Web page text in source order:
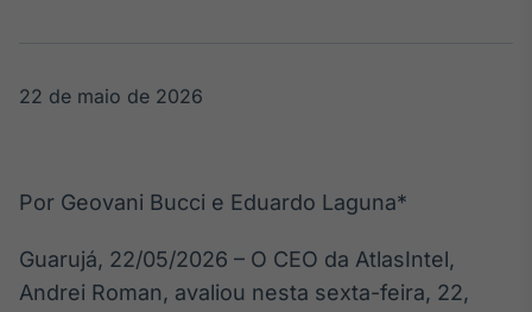
O setor de
no Brasil
22 de maio de 2026
Por Geovani Bucci e Eduardo Laguna*
Guarujá, 22/05/2026 – O CEO da AtlasIntel,
Andrei Roman, avaliou nesta sexta-feira, 22,